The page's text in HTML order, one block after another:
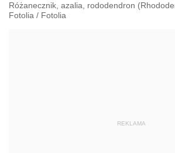
Różanecznik, azalia, rododendron
Fotolia / Fotolia